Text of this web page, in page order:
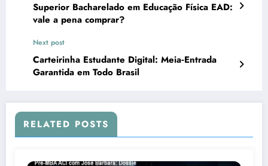
Superior Bacharelado em Educação Física EAD:
vale a pena comprar?
Next post
Carteirinha Estudante Digital: Meia‑Entrada
Garantida em Todo Brasil
RELATED POSTS